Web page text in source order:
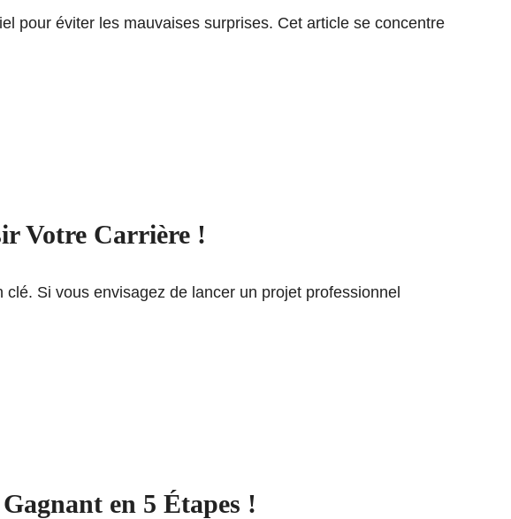
pour éviter les mauvaises surprises. Cet article se concentre
Votre Carrière !
Si vous envisagez de lancer un projet professionnel
en 5 Étapes !